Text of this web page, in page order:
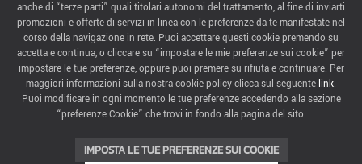
ABOUT US
ITALIAN EXHIBITION GROUP SpA All rights reserved
Via Emilia 155, 47921 Rimini,
CF/PI 00139440408, Registro Imprese: Rimini P.I e n. Reg. Imprese 00139440408, Capitale Sociale
52.214.897 i.v.
anche di “terze parti” quali titolari autonomi del trattamento, al fine di inviarti
promozioni e offerte di servizi in linea con le preferenze da te manifestate nel
corso della navigazione in rete. Puoi accettare questi cookie premendo su
accetta e continua, o cliccare su “impostare le mie preferenze sui cookie” per
impostare le tue preferenze, oppure puoi premere su rifiuta e continuare. Per
maggiori informazioni sulla nostra cookie policy clicca sul seguente link.
Puoi modificare in ogni momento le tue preferenze accedendo alla sezione
“preferenze Cookie” che trovi in fondo alla pagina del sito.
IMPOSTA LE TUE PREFERENZE SUI COOKIE